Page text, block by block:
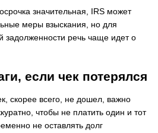
значительная, IRS может
меры взыскания, но для
задолженности речь чаще идет о
если чек потерялся
скорее всего, не дошел, важно
чтобы не платить один и тот
не оставлять долг